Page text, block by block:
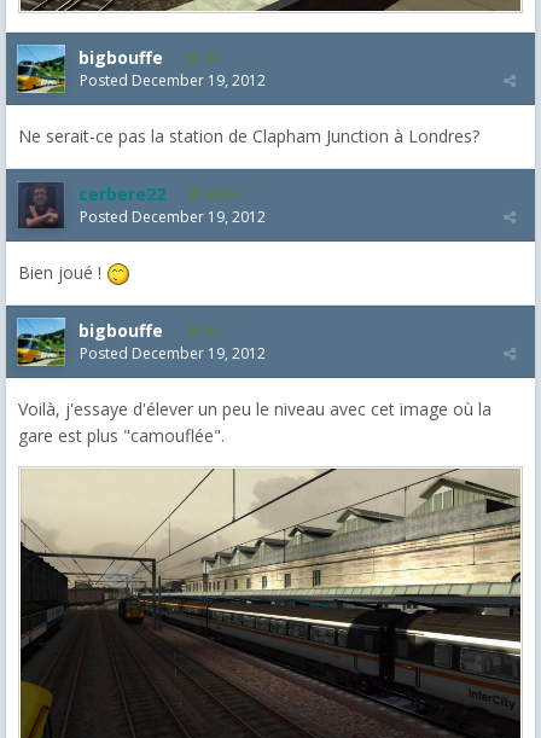
bigbouffe 16
Posted December 19, 2012
Ne serait-ce pas la station de Clapham Junction à Londres?
cerbere22 4,385
Posted December 19, 2012
Bien joué !
bigbouffe 16
Posted December 19, 2012
Voilà, j'essaye d'élever un peu le niveau avec cet image où la
gare est plus "camouflée".